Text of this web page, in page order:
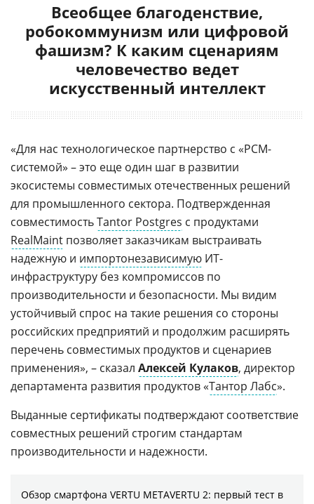
Всеобщее благоденствие,
робокоммунизм или цифровой
фашизм? К каким сценариям
человечество ведет
искусственный интеллект
«Для нас технологическое партнерство с «РСМ-
системой» – это еще один шаг в развитии
экосистемы совместимых отечественных решений
для промышленного сектора. Подтвержденная
совместимостьTantor Postgres с продуктами
RealMaint позволяет заказчикам выстраивать
надежную и импортонезависимую ИТ-
инфраструктуру без компромиссов по
производительности и безопасности. Мы видим
устойчивый спрос на такие решения со стороны
российских предприятий и продолжим расширять
перечень совместимых продуктов и сценариев
применения», – сказал Алексей Кулаков, директор
департамента развития продуктов «Тантор Лабс».
Выданные сертификаты подтверждают соответствие
совместных решений строгим стандартам
производительности и надежности.
Обзор смартфона VERTU METAVERTU 2: первый тест в